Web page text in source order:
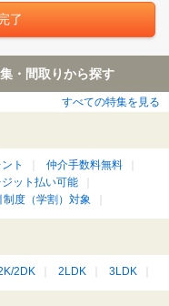
・間取りから探す
すべての特集を見る
ト
仲介手数料無料
ット払い可能
制度（学割）対象
2DK 2LDK 3LDK